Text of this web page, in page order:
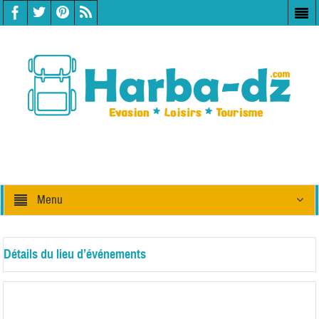
Menu
Détails du lieu d’événements